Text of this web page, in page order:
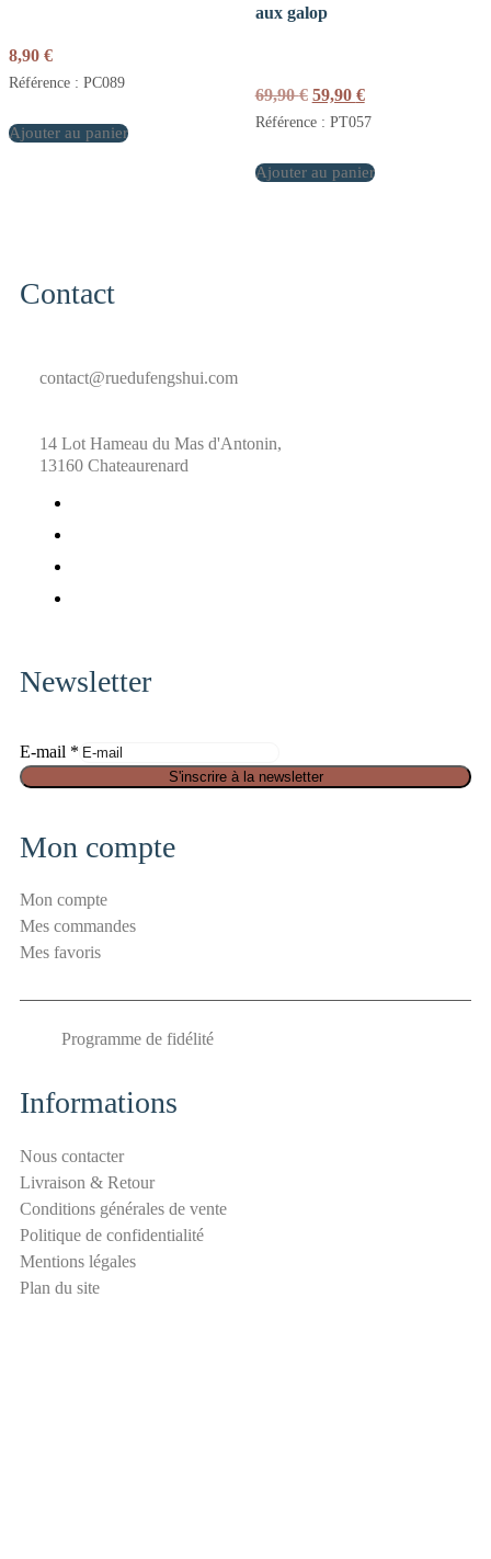
8,90 €
Référence : PC089
Ajouter au panier
aux galop
69,90€ Le
prix
initial
69,90 €.
59,90 €Le
prix
actuel
59,90 €.
Référence : PT057
Ajouter au panier
Contact
contact@ruedufengshui.com
14 Lot Hameau du Mas d'Antonin,
13160 Chateaurenard
Newsletter
S
é
r
t
é
E
l
n
t
i
-
s
p
E-mail *
S'inscrire à la newsletter
Mon compte
Mon compte
Mes commandes
Mes favoris
Programme de fidélité
Informations
Nous contacter
Livraison & Retour
Conditions générales de vente
Politique de confidentialité
Mentions légales
Plan du site